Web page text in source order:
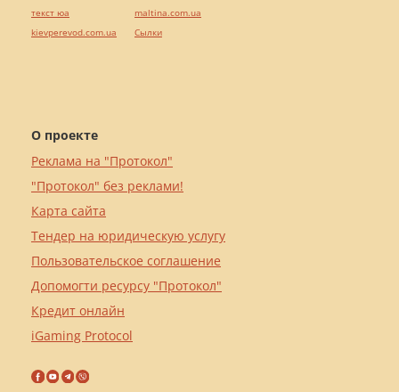
О проекте
Реклама на "Протокол"
"Протокол" без реклами!
Карта сайта
Тендер на юридическую услугу
Пользовательское соглашение
Допомогти ресурсу "Протокол"
Кредит онлайн
iGaming Protocol
текст юа
kievperevod.com.ua
maltina.com.ua
Cылки